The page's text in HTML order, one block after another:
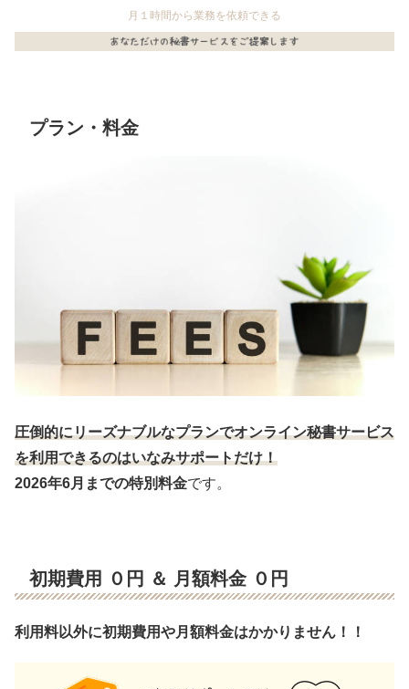
月１時間から業務を依頼できる
プラン・料金
圧倒的にリーズナブルなプランでオンライン秘書サービス
を利用できるのはいなみサポートだけ！
2026年6月までの特別料金です。
初期費用 ０円 ＆ 月額料金 ０円
利用料以外に初期費用や月額料金はかかりません！！